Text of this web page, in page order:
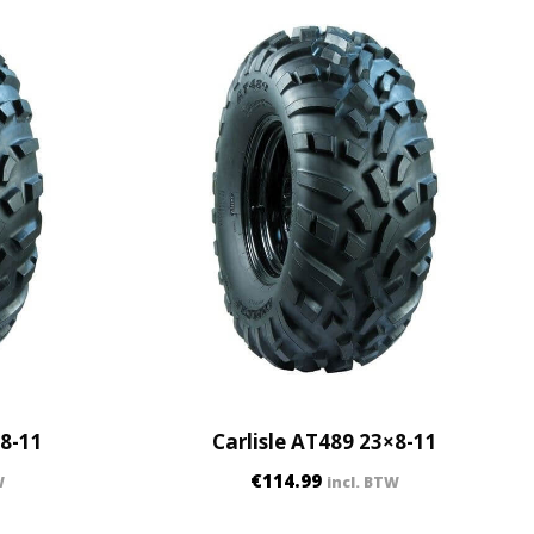
11 Carlisle AT489 23×8-11
€114.99 incl. BTW